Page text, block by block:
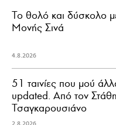
Το θολό και δύσκολο
Μονής Σινά
4.8.2026
51 ταινίες που μού
updated. Aπό τον Στάθη
Τσαγκαρουσιάνο